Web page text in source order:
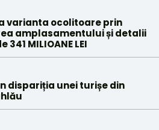
varianta ocolitoare prin
amplasamentului și detalii
MILIOANE LEI
dispariția unei turișe din